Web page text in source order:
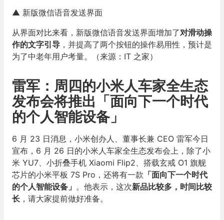
▲ 新版微信语音发送界面
从界面对比来看，新版微信语音发送界面增加了对滑动操
作的文字引导 ，并提高了两个按钮的操作易用性，预计是
为了中老年用户考量。（来源：IT 之家）
雷军：周四的小米人车家全生态
发布会将推出「面向下一个时代
的个人智能设备」
6 月 23 日消息，小米创办人、董事长兼 CEO 雷军今日
宣布，6 月 26 日的小米人车家全生态发布会上，除了小
米 YU7、小折叠手机 Xiaomi Flip2、搭载玄戒 O1 旗舰
芯片的小米平板 7S Pro，还将有一款 「面向下一个时代
的个人智能设备」 。他表示，这次新品比较多，时间比较
长 ，请大家提前做好准备。